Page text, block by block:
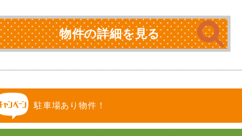
物件の詳細を見る
駐車場あり物件！